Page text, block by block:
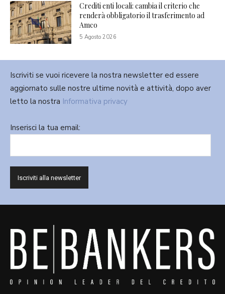
Crediti enti locali: cambia il criterio che
renderà obbligatorio il trasferimento ad
Amco
5 Agosto 2026
Iscriviti se vuoi ricevere la nostra newsletter ed essere
aggiornato sulle nostre ultime novità e attività, dopo aver
letto la nostra Informativa privacy
Inserisci la tua email: